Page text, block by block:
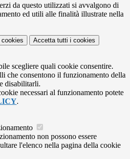
da questo utilizzati si avvalgono di
ed utili alle finalità illustrate nella
cookies Accetta tutti i cookies
scegliere quali cookie consentire.
che consentono il funzionamento della
disabilitarli.
necessari al funzionamento potete
.
non possono essere
l'elenco nella pagina della cookie